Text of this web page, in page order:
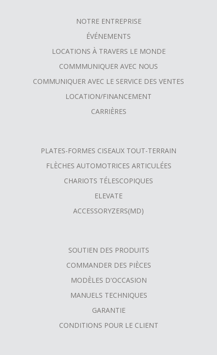
MENU
NOTRE ENTREPRISE
ÉVÉNEMENTS
LOCATIONS À TRAVERS LE MONDE
COMMMUNIQUER AVEC NOUS
COMMUNIQUER AVEC LE SERVICE DES VENTES
LOCATION/FINANCEMENT
CARRIÈRES
PLATES-FORMES CISEAUX TOUT-TERRAIN
FLÈCHES AUTOMOTRICES ARTICULÉES
CHARIOTS TÉLESCOPIQUES
ELEVATE
ACCESSORYZERS(MD)
SOUTIEN DES PRODUITS
COMMANDER DES PIÈCES
MODÈLES D'OCCASION
MANUELS TECHNIQUES
GARANTIE
CONDITIONS POUR LE CLIENT